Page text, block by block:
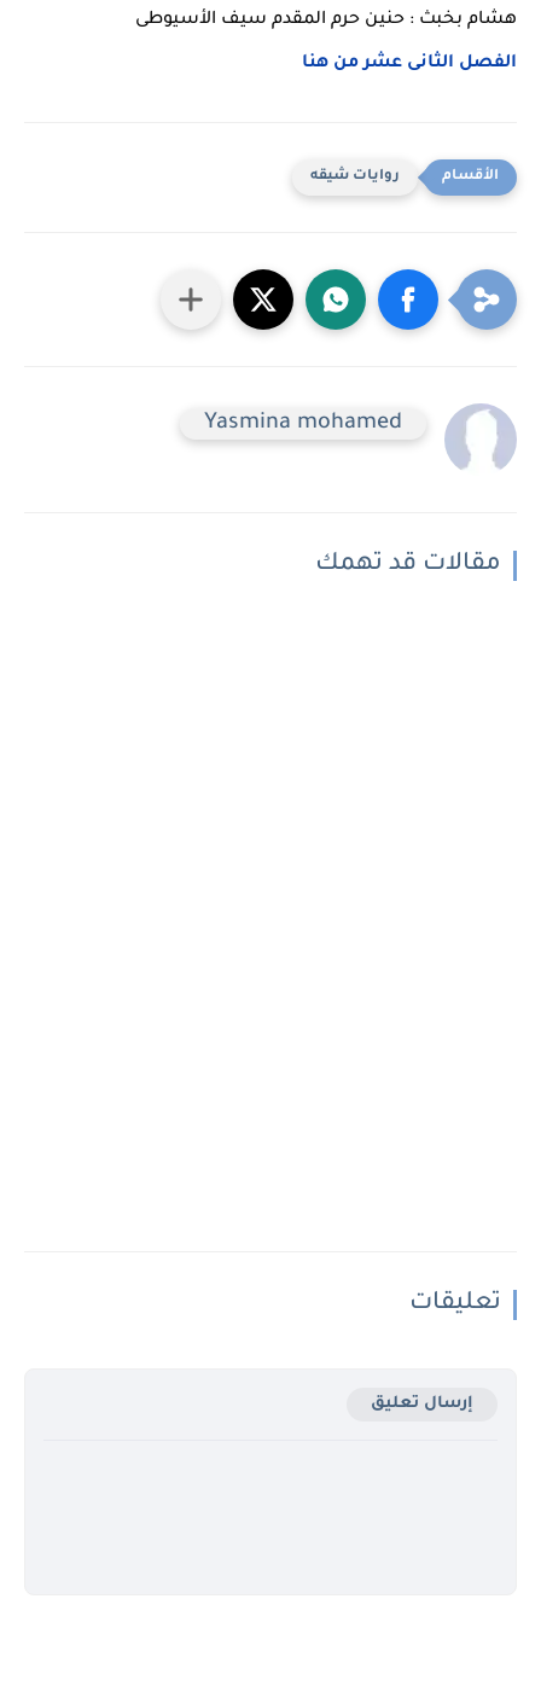
هشام بخبث : حنين حرم المقدم سيف الأسيوطى
الفصل الثانى عشر من هنا
روايات شيقه
Yasmina mohamed
مقالات قد تهمك
تعليقات
إرسال تعليق